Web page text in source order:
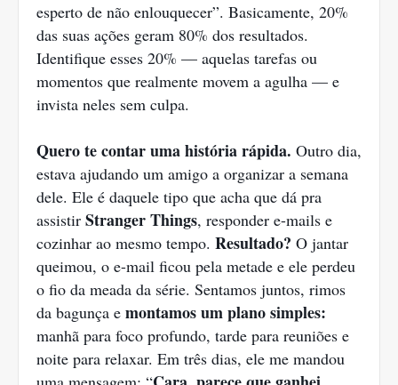
esperto de não enlouquecer”. Basicamente, 20%
das suas ações geram 80% dos resultados.
Identifique esses 20% — aquelas tarefas ou
momentos que realmente movem a agulha — e
invista neles sem culpa.
Quero te contar uma história rápida. Outro dia,
estava ajudando um amigo a organizar a semana
dele. Ele é daquele tipo que acha que dá pra
assistir Stranger Things, responder e-mails e
cozinhar ao mesmo tempo. Resultado? O jantar
queimou, o e-mail ficou pela metade e ele perdeu
o fio da meada da série. Sentamos juntos, rimos
da bagunça e montamos um plano simples:
manhã para foco profundo, tarde para reuniões e
noite para relaxar. Em três dias, ele me mandou